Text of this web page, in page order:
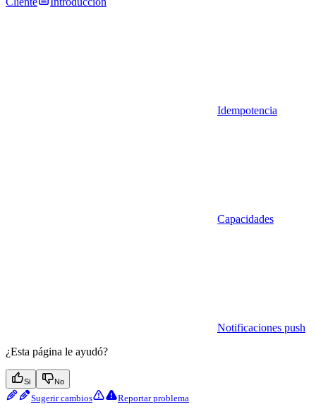
Idempotencia
Capacidades
Notificaciones push
¿Esta página le ayudó?
Si No
Sugerir cambios Reportar problema